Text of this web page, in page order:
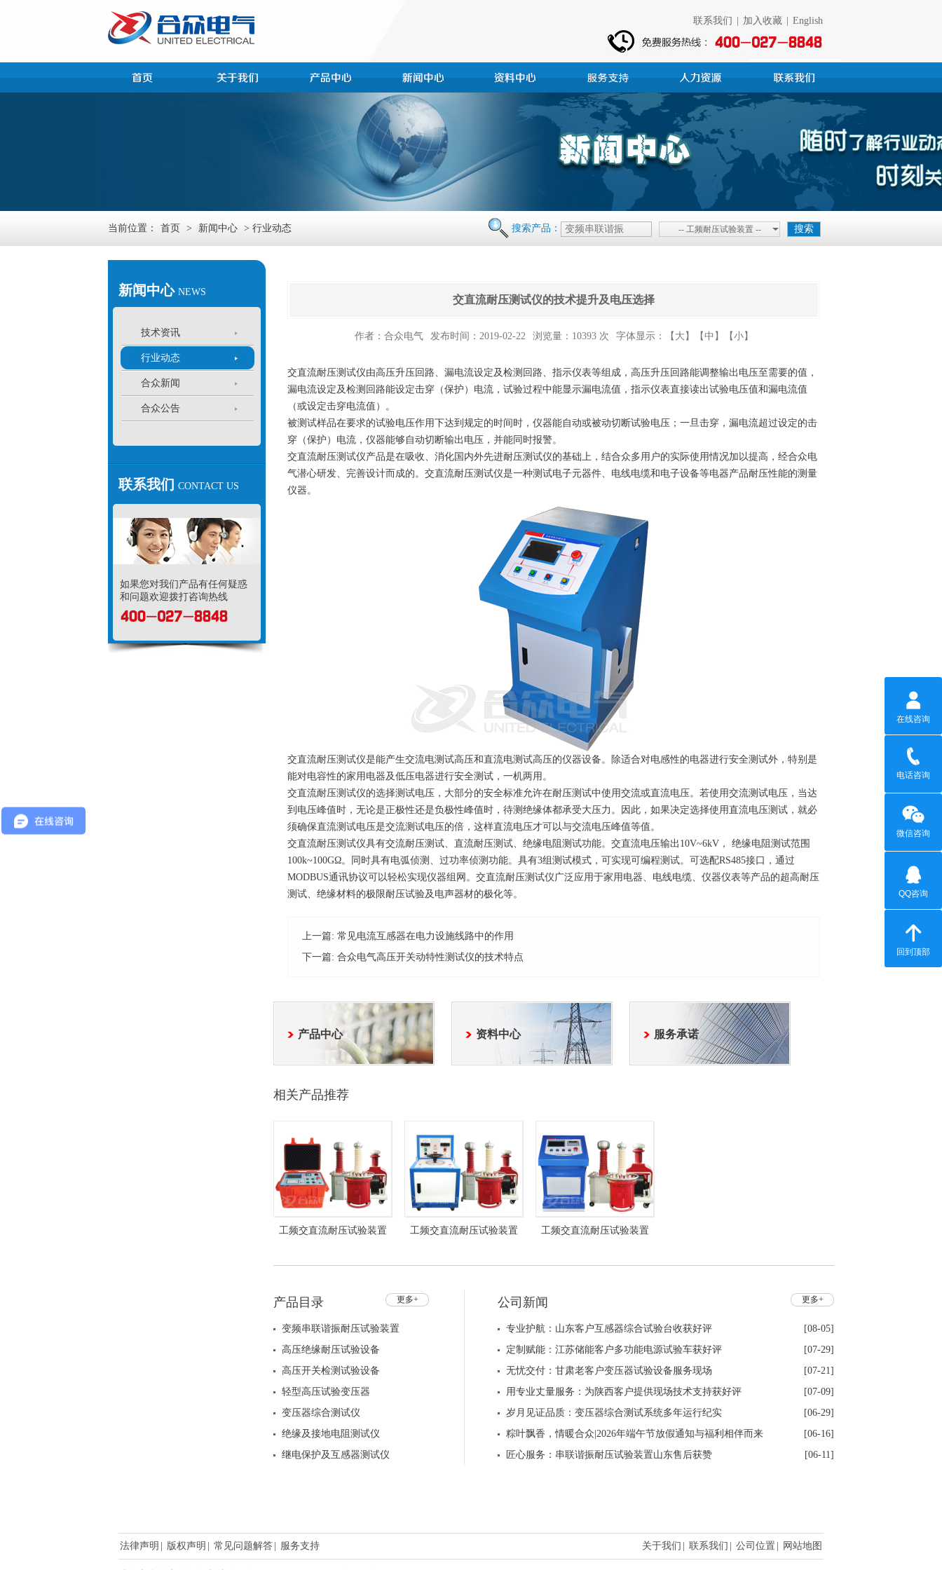
联系我们 加入收藏 English
当前位置： 首页 > 新闻中心 > 行业动态 搜索产品： -- 工频耐压试验装置 --
新闻中心 NEWS
技术资讯
行业动态
合众新闻
合众公告
联系我们 CONTACT US
如果您对我们产品有任何疑惑
和问题欢迎拨打咨询热线
交直流耐压测试仪的技术提升及电压选择
作者：合众电气 发布时间：2019-02-22 浏览量：10393 次 字体显示： 【大】 【中】 【小】
交直流耐压测试仪由高压升压回路、漏电流设定及检测回路、指示仪表等组成，高压升压回路能调整输出电压至需要的值，
漏电流设定及检测回路能设定击穿（保护）电流，试验过程中能显示漏电流值，指示仪表直接读出试验电压值和漏电流值
（或设定击穿电流值）。
被测试样品在要求的试验电压作用下达到规定的时间时，仪器能自动或被动切断试验电压；一旦击穿，漏电流超过设定的击
穿（保护）电流，仪器能够自动切断输出电压，并能同时报警。
交直流耐压测试仪产品是在吸收、消化国内外先进耐压测试仪的基础上，结合众多用户的实际使用情况加以提高，经合众电
气潜心研发、完善设计而成的。交直流耐压测试仪是一种测试电子元器件、电线电缆和电子设备等电器产品耐压性能的测量
仪器。
交直流耐压测试仪是能产生交流电测试高压和直流电测试高压的仪器设备。除适合对电感性的电器进行安全测试外，特别是
能对电容性的家用电器及低压电器进行安全测试，一机两用。
交直流耐压测试仪的选择测试电压，大部分的安全标准允许在耐压测试中使用交流或直流电压。若使用交流测试电压，当达
到电压峰值时，无论是正极性还是负极性峰值时，待测绝缘体都承受大压力。因此，如果决定选择使用直流电压测试，就必
须确保直流测试电压是交流测试电压的倍，这样直流电压才可以与交流电压峰值等值。
交直流耐压测试仪具有交流耐压测试、直流耐压测试、绝缘电阻测试功能。交直流电压输出10V~6kV， 绝缘电阻测试范围
100k~100GΩ。同时具有电弧侦测、过功率侦测功能。具有3组测试模式，可实现可编程测试。可选配RS485接口，通过
MODBUS通讯协议可以轻松实现仪器组网。交直流耐压测试仪广泛应用于家用电器、电线电缆、仪器仪表等产品的超高耐压
测试、绝缘材料的极限耐压试验及电声器材的极化等。
上一篇: 常见电流互感器在电力设施线路中的作用
下一篇: 合众电气高压开关动特性测试仪的技术特点
产品中心 资料中心 服务承诺
相关产品推荐
工频交直流耐压试验装置 工频交直流耐压试验装置 工频交直流耐压试验装置
更多+
产品目录
变频串联谐振耐压试验装置
高压绝缘耐压试验设备
高压开关检测试验设备
轻型高压试验变压器
变压器综合测试仪
绝缘及接地电阻测试仪
继电保护及互感器测试仪
更多+
公司新闻
[08-05]
专业护航：山东客户互感器综合试验台收获好评
[07-29]
定制赋能：江苏储能客户多功能电源试验车获好评
[07-21]
无忧交付：甘肃老客户变压器试验设备服务现场
[07-09]
用专业丈量服务：为陕西客户提供现场技术支持获好评
[06-29]
岁月见证品质：变压器综合测试系统多年运行纪实
[06-16]
粽叶飘香，情暖合众|2026年端午节放假通知与福利相伴而来
[06-11]
匠心服务：串联谐振耐压试验装置山东售后获赞
法律声明 版权声明 常见问题解答 服务支持 关于我们 联系我们 公司位置 网站地图
在线咨询
电话咨询
微信咨询
QQ咨询
回到顶部